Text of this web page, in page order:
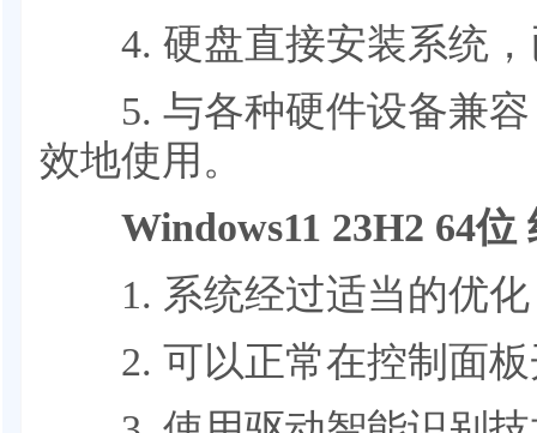
4. 硬盘直接安装系统，
5. 与各种硬件设备兼容
效地使用。
Windows11 23H2 64位
1. 系统经过适当的优化
2. 可以正常在控制面板